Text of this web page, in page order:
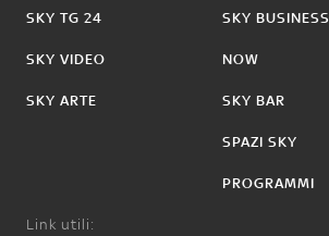
SKY TG 24
SKY VIDEO
SKY ARTE
SKY BUSINESS
NOW
SKY BAR
SPAZI SKY
PROGRAMMI
Link utili: